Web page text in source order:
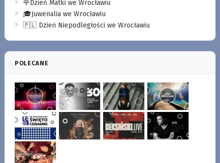
🌹Dzień Matki we Wrocławiu
🎓Juwenalia we Wrocławiu
🇵🇱 Dzień Niepodległości we Wrocławiu
POLECANE